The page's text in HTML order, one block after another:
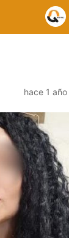
hace 1 año